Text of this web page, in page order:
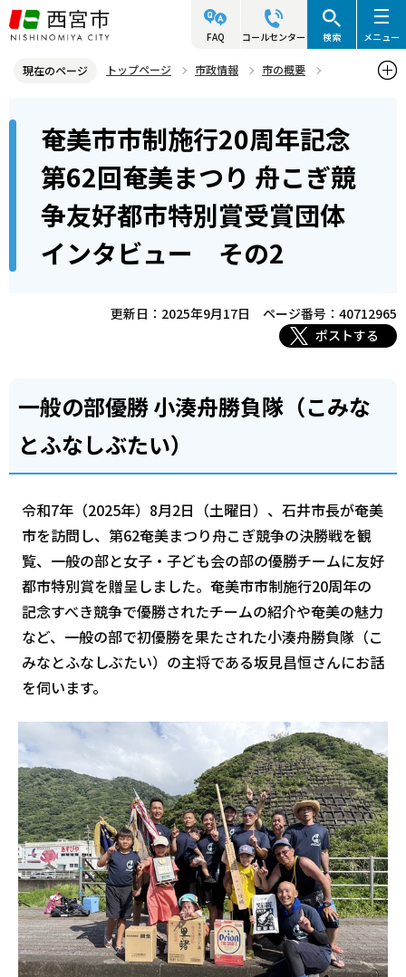
こ
の
ジ
FAQ コールセンター 検索 メニュー
現在のページ トップページ 市政情報
市の概要
奄美市市制施行20周年記念第62回奄美まつり 舟こぎ競争友好都市特
別賞受賞団体インタビュー その2
奄美市市制施行20周年記念
第62回奄美まつり 舟こぎ競
争友好都市特別賞受賞団体
インタビュー その2
更新日：2025年9月17日
ページ番号：40712965
ポストする
一般の部優勝 小湊舟勝負隊（こみな
とふなしぶたい）
令和7年（2025年）8月2日（土曜日）、石井市長が奄美
市を訪問し、第62奄美まつり舟こぎ競争の決勝戦を観
覧、一般の部と女子・子ども会の部の優勝チームに友好
都市特別賞を贈呈しました。奄美市市制施行20周年の
記念すべき競争で優勝されたチームの紹介や奄美の魅力
など、一般の部で初優勝を果たされた小湊舟勝負隊（こ
みなとふなしぶたい）の主将である坂見昌恒さんにお話
を伺います。